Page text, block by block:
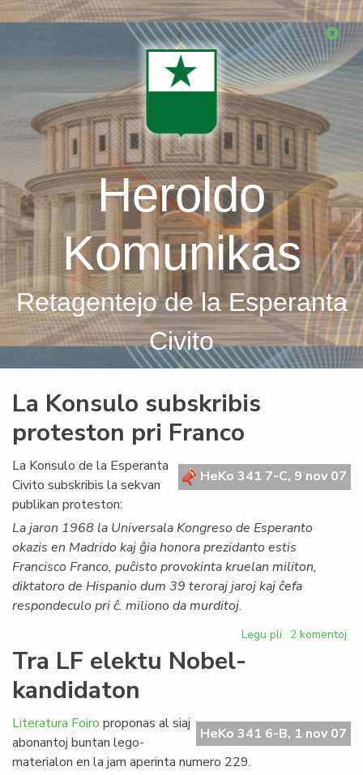
Skip
Heroldo
Komunikas
Retagentejo de la Esperanta
Civito
La Konsulo subskribis
proteston pri Franco
HeKo 341 7-C, 9 nov 07
La Konsulo de la Esperanta
Civito subskribis la sekvan
publikan proteston:
La jaron 1968 la Universala Kongreso de Esperanto
okazis en Madrido kaj ĝia honora prezidanto estis
Francisco Franco, puĉisto provokinta kruelan militon,
diktatoro de Hispanio dum 39 teroraj jaroj kaj ĉefa
respondeculo pri ĉ. miliono da murditoj.
Legu pli pri
pri
Franco
2 komentoj
Tra LF elektu Nobel-
kandidaton
HeKo 341 6-B, 1 nov 07
Literatura Foiro proponas al siaj
abonantoj buntan lego-
materialon en la jam aperinta numero 229.